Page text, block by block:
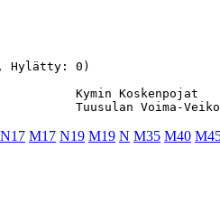
Hylätty: 0)
Kymin Koskenpojat
N17 M17 N19 M19 N M35 M40